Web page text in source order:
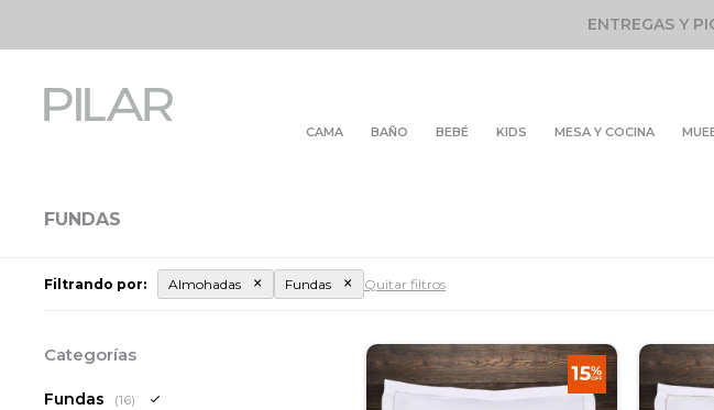
ENTREGAS Y
CAMA BAÑO BEBÉ KIDS MESA Y COCINA
FUNDAS
Filtrando por: Almohadas Fundas Quitar filtros
Categorías
Fundas (16)